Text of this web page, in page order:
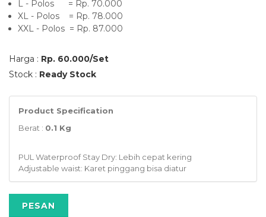
L - Polos = Rp. 70.000
XL - Polos = Rp. 78.000
XXL - Polos = Rp. 87.000
Harga : Rp. 60.000/Set
Stock : Ready Stock
Product Specification
Berat : 0.1 Kg
PUL Waterproof Stay Dry: Lebih cepat kering
Adjustable waist: Karet pinggang bisa diatur
PESAN